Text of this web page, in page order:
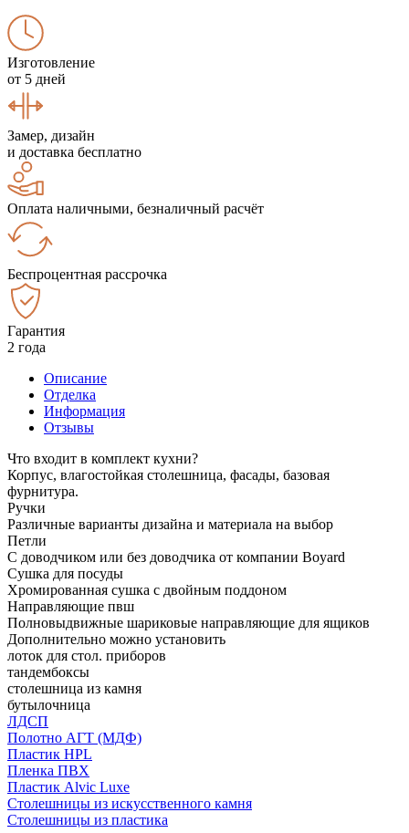
Изготовление
от 5 дней
Замер, дизайн
и доставка бесплатно
Оплата наличными, безналичный расчёт
Беспроцентная рассрочка
Гарантия
2 года
Описание
Отделка
Информация
Отзывы
Что входит в комплект кухни?
Корпус, влагостойкая столешница, фасады, базовая
фурнитура.
Ручки
Различные варианты дизайна и материала на выбор
Петли
С доводчиком или без доводчика от компании Boyard
Сушка для посуды
Хромированная сушка с двойным поддоном
Направляющие пвш
Полновыдвижные шариковые направляющие для ящиков
Дополнительно можно установить
лоток для стол. приборов
тандембоксы
столешница из камня
бутылочница
ЛДСП
Полотно АГТ (МДФ)
Пластик HPL
Пленка ПВХ
Пластик Alvic Luxe
Столешницы из искусственного камня
Столешницы из пластика